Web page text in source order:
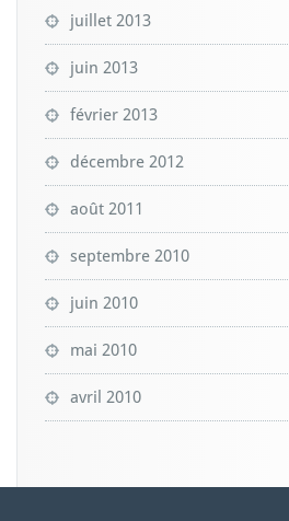
juillet 2013
juin 2013
février 2013
décembre 2012
août 2011
septembre 2010
juin 2010
mai 2010
avril 2010